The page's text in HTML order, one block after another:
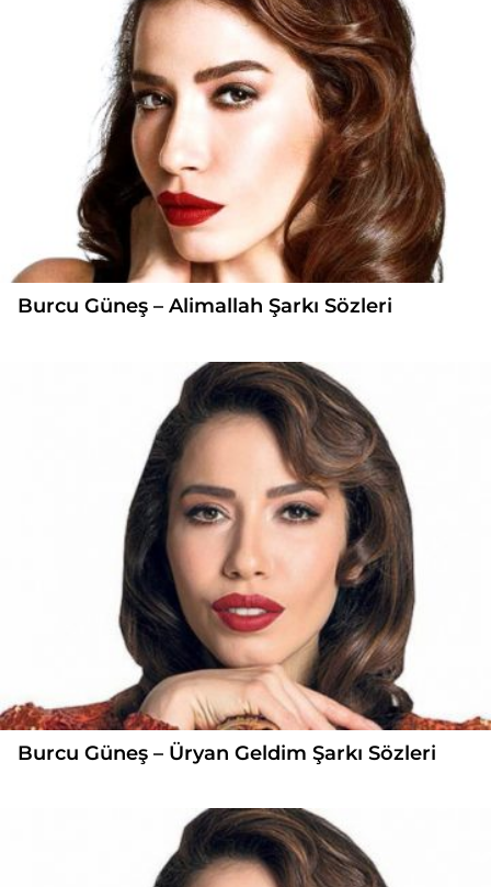
Burcu Güneş – Alimallah Şarkı Sözleri
Burcu Güneş – Üryan Geldim Şarkı Sözleri